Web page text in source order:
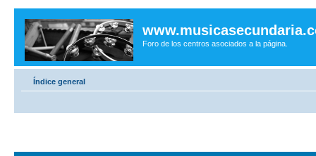
Foro de los centros asociados a la página.
Índice general